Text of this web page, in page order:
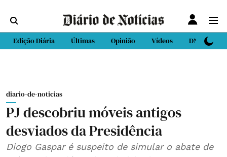
Edição Diária Últimas Opinião Vídeos DN Sport
diario-de-noticias
PJ descobriu móveis antigos
desviados da Presidência
Diogo Gaspar é suspeito de simular o abate de